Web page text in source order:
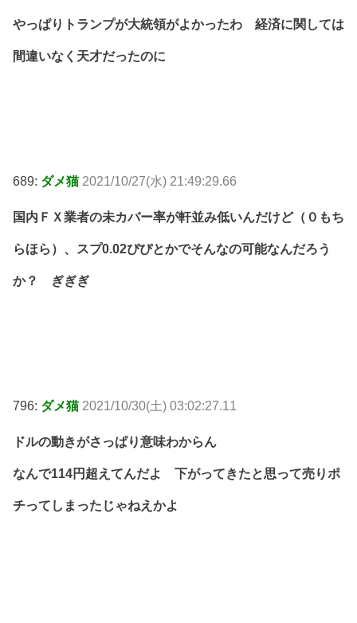
やっぱりトランプが大統領がよかったわ 経済に関しては
間違いなく天才だったのに
689: ダメ猫 2021/10/27(水) 21:49:29.66
国内ＦＸ業者の未カバー率が軒並み低いんだけど（０もち
らほら）、スプ0.02ぴぴとかでそんなの可能なんだろう
か？ ぎぎぎ
796: ダメ猫 2021/10/30(土) 03:02:27.11
ドルの動きがさっぱり意味わからん
なんで114円超えてんだよ 下がってきたと思って売りポ
チってしまったじゃねえかよ